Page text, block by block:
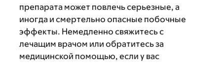
препарата может повлечь серьезные, а
иногда и смертельно опасные побочные
эффекты. Немедленно свяжитесь с
лечащим врачом или обратитесь за
медицинской помощью, если у вас